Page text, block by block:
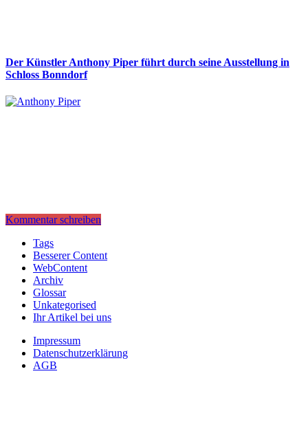
Der Künstler Anthony Piper führt durch seine Ausstellung in
Schloss Bonndorf
Kommentar schreiben
Tags
Besserer Content
WebContent
Archiv
Glossar
Unkategorised
Ihr Artikel bei uns
Impressum
Datenschutzerklärung
AGB